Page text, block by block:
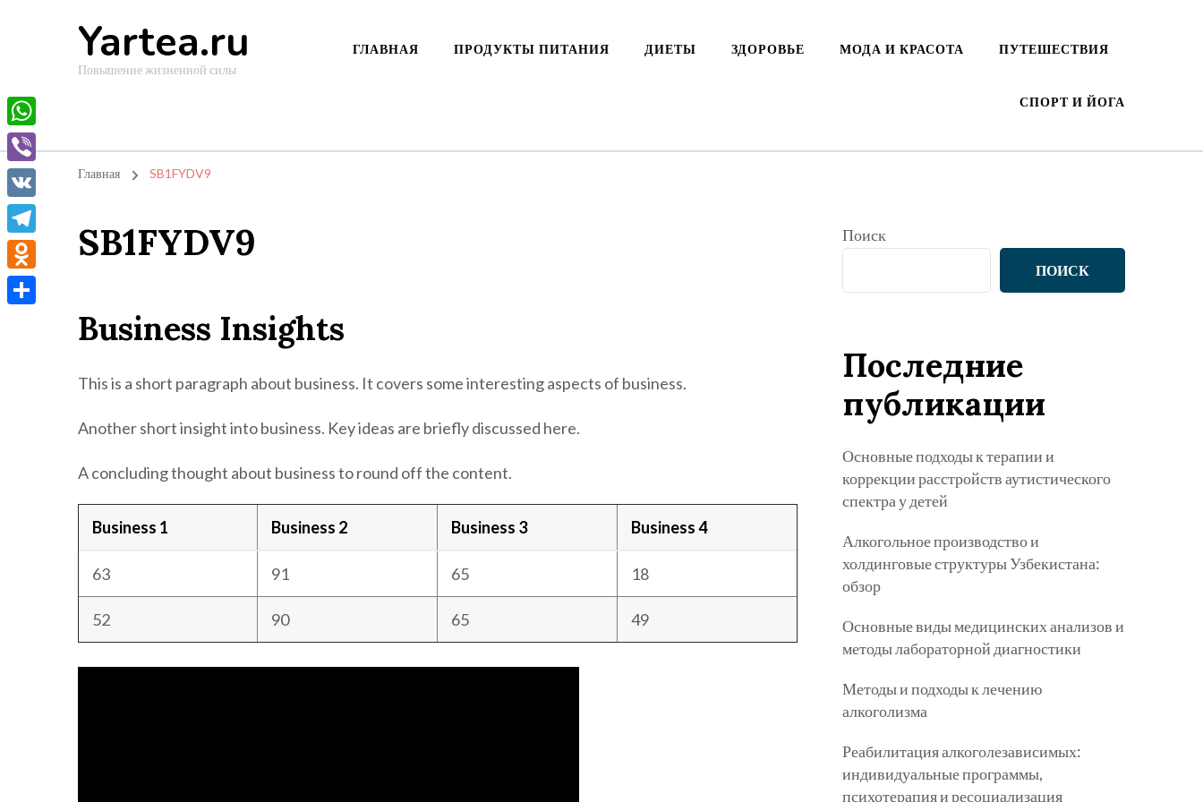
Yartea.ru
Повышение жизненной силы
ГЛАВНАЯ ПРОДУКТЫ ПИТАНИЯ ДИЕТЫ ЗДОРОВЬЕ МОДА И КРАСОТА ПУТЕШЕСТВИЯ
СПОРТ И ЙОГА
Главная SB1FYDV9
SB1FYDV9
Business Insights
This is a short paragraph about business. It covers some interesting aspects of business.
Another short insight into business. Key ideas are briefly discussed here.
A concluding thought about business to round off the content.
Business 1 Business 2 Business 3 Business 4
63 91 65 18
52 90 65 49
Поиск
ПОИСК
Последние
публикации
Основные подходы к терапии и
коррекции расстройств аутистического
спектра у детей
Алкогольное производство и
холдинговые структуры Узбекистана:
обзор
Основные виды медицинских анализов и
методы лабораторной диагностики
Методы и подходы к лечению
алкоголизма
Реабилитация алкоголезависимых:
индивидуальные программы,
психотерапия и ресоциализация
WhatsApp
Viber
VK
Telegram
Odnoklassniki
Отправить